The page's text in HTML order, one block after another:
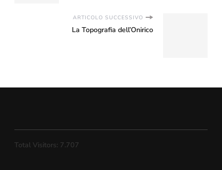
ARTICOLO SUCCESSIVO
La Topografia dell’Onirico
Total Visitors: 7.707